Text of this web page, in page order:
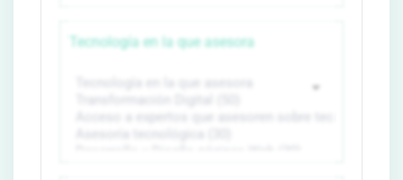
Tecnología en la que asesora